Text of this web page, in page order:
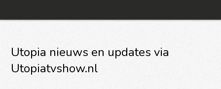
Utopia nieuws en updates via
Utopiatvshow.nl